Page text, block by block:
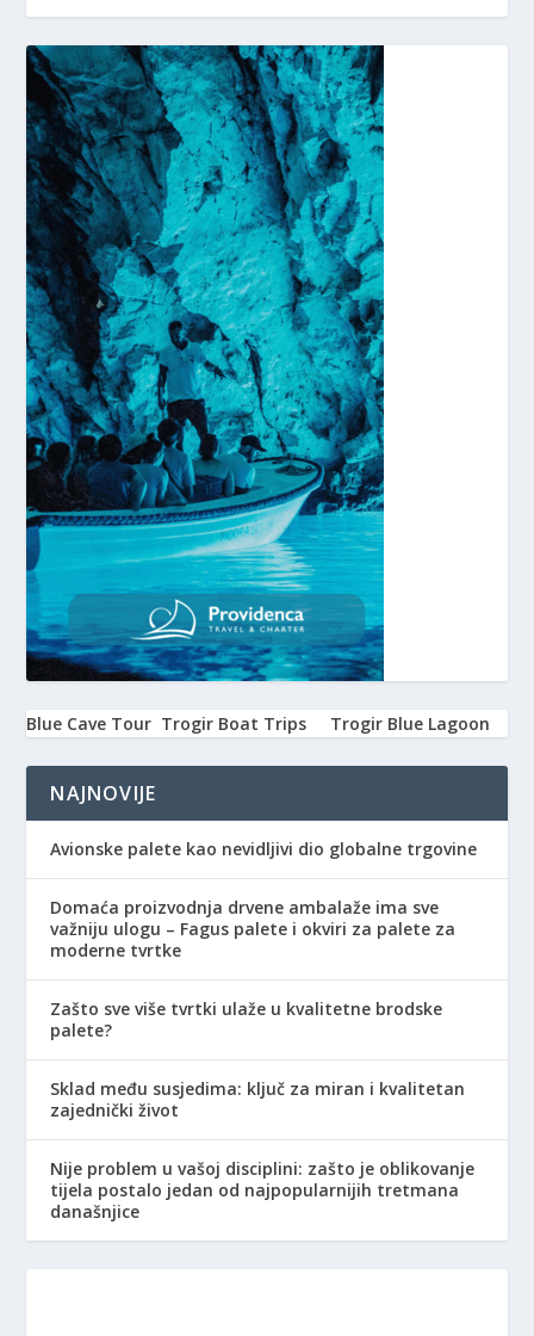
Blue Cave Tour Trogir Boat Trips Trogir Blue Lagoon
NAJNOVIJE
Avionske palete kao nevidljivi dio globalne trgovine
Domaća proizvodnja drvene ambalaže ima sve
važniju ulogu – Fagus palete i okviri za palete za
moderne tvrtke
Zašto sve više tvrtki ulaže u kvalitetne brodske
palete?
Sklad među susjedima: ključ za miran i kvalitetan
zajednički život
Nije problem u vašoj disciplini: zašto je oblikovanje
tijela postalo jedan od najpopularnijih tretmana
današnjice